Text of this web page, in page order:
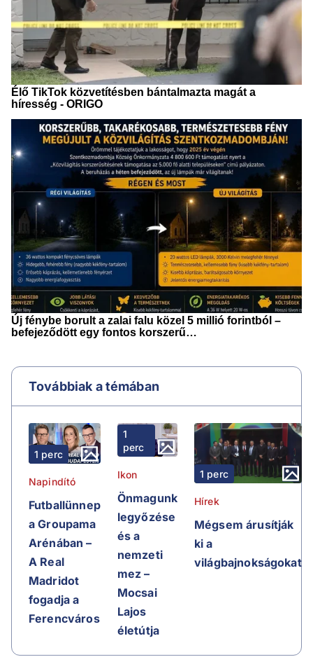
Továbbiak a témában
1 perc
Napindító
Futballünnep
a Groupama
Arénában –
A Real
Madridot
fogadja a
Ferencváros
1
perc
Ikon
Önmagunk
legyőzése
és a
nemzeti
mez –
Mocsai
Lajos
életútja
1 perc
Hírek
Mégsem árusítják
ki a
világbajnokságokat